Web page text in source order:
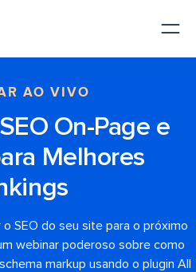
AO VIVO
On-Page e
Melhores
SEO do seu site para o próximo
webinar poderoso sobre como
markup usando o plugin All